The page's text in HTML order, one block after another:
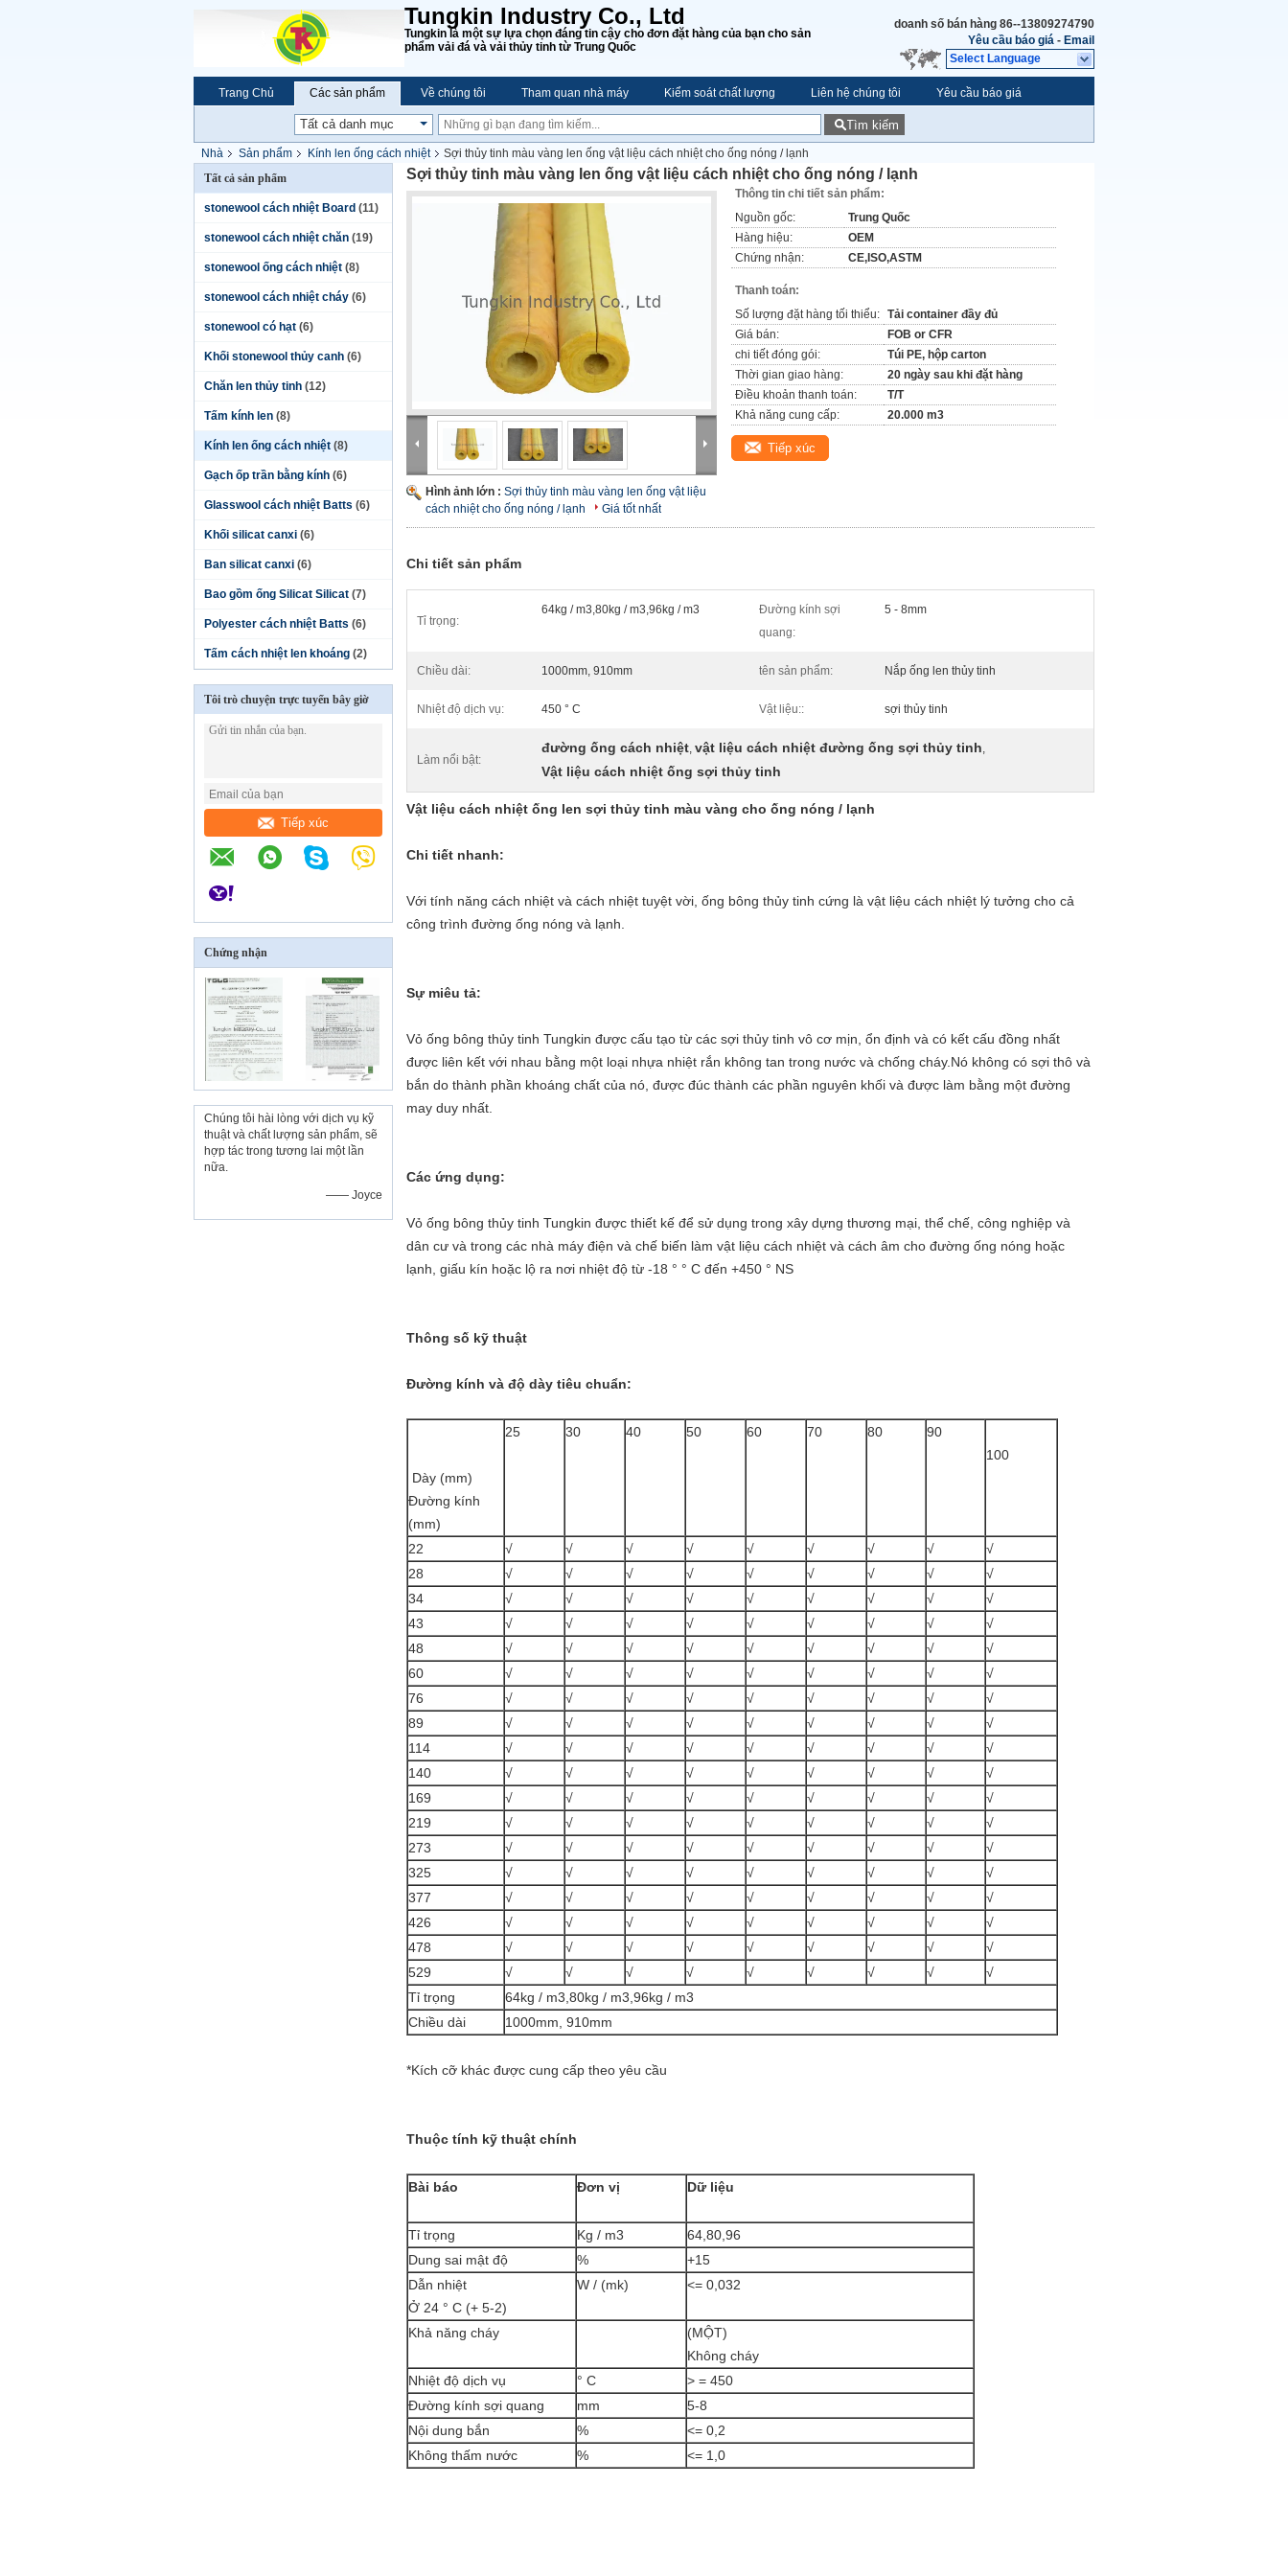
Tungkin Industry Co., Ltd
Tungkin là một sự lựa chọn đáng tin cậy cho đơn đặt hàng của bạn cho sản
phẩm vải đá và vải thủy tinh từ Trung Quốc
doanh số bán hàng 86--13809274790
Yêu cầu báo giá - Email
Select Language
Trang Chủ Các sản phẩm Về chúng tôi Tham quan nhà máy Kiểm soát chất lượng Liên hệ chúng tôi Yêu cầu báo giá
Tìm kiếm
Nhà Sản phẩm Kính len ống cách nhiệt
Sợi thủy tinh màu vàng len ống vật liệu cách nhiệt cho ống nóng / lạnh
Tất cả sản phẩm
stonewool cách nhiệt Board (11)
stonewool cách nhiệt chăn (19)
stonewool ống cách nhiệt (8)
stonewool cách nhiệt cháy (6)
stonewool có hạt (6)
Khối stonewool thủy canh (6)
Chăn len thủy tinh (12)
Tấm kính len (8)
Kính len ống cách nhiệt (8)
Gạch ốp trần bằng kính (6)
Glasswool cách nhiệt Batts (6)
Khối silicat canxi (6)
Ban silicat canxi (6)
Bao gồm ống Silicat Silicat (7)
Polyester cách nhiệt Batts (6)
Tấm cách nhiệt len ​​khoáng (2)
Tôi trò chuyện trực tuyến bây giờ
Tiếp xúc
Chứng nhận
Chúng tôi hài lòng với dịch vụ kỹ
thuật và chất lượng sản phẩm, sẽ
hợp tác trong tương lai một lần
nữa.
—— Joyce
Sợi thủy tinh màu vàng len ống vật liệu cách nhiệt cho ống nóng / lạnh
Hình ảnh lớn : Sợi thủy tinh màu vàng len ống vật liệu
cách nhiệt cho ống nóng / lạnh
Giá tốt nhất
Thông tin chi tiết sản phẩm:
Nguồn gốc:
Trung Quốc
Hàng hiệu:
OEM
Chứng nhận:
CE,ISO,ASTM
Thanh toán:
Số lượng đặt hàng tối thiểu: Tải container đầy đủ
Giá bán:
FOB or CFR
chi tiết đóng gói:
Túi PE, hộp carton
Thời gian giao hàng:
20 ngày sau khi đặt hàng
Điều khoản thanh toán:
T/T
Khả năng cung cấp:
20.000 m3
Tiếp xúc
Chi tiết sản phẩm
Tỉ trọng:
64kg / m3,80kg / m3,96kg / m3
Đường kính sợi
quang:
5 - 8mm
Chiều dài: 1000mm, 910mm tên sản phẩm: Nắp ống len thủy tinh
Nhiệt độ dịch vụ: 450 ° C Vật liệu:: sợi thủy tinh
Làm nổi bật:
đường ống cách nhiệt, vật liệu cách nhiệt đường ống sợi thủy tinh,
Vật liệu cách nhiệt ống sợi thủy tinh
Vật liệu cách nhiệt ống len sợi thủy tinh màu vàng cho ống nóng / lạnh
Chi tiết nhanh:
Với tính năng cách nhiệt và cách nhiệt tuyệt vời, ống bông thủy tinh cứng là vật liệu cách nhiệt lý tưởng cho cả
công trình đường ống nóng và lạnh.
Sự miêu tả:
Vỏ ống bông thủy tinh Tungkin được cấu tạo từ các sợi thủy tinh vô cơ mịn, ổn định và có kết cấu đồng nhất
được liên kết với nhau bằng một loại nhựa nhiệt rắn không tan trong nước và chống cháy.Nó không có sợi thô và
bắn do thành phần khoáng chất của nó, được đúc thành các phần nguyên khối và được làm bằng một đường
may duy nhất.
Các ứng dụng:
Vỏ ống bông thủy tinh Tungkin được thiết kế để sử dụng trong xây dựng thương mại, thể chế, công nghiệp và
dân cư và trong các nhà máy điện và chế biến làm vật liệu cách nhiệt và cách âm cho đường ống nóng hoặc
lạnh, giấu kín hoặc lộ ra nơi nhiệt độ từ -18 ° ° C đến +450 ° NS
Thông số kỹ thuật
Đường kính và độ dày tiêu chuẩn:
Dày (mm)
Đường kính
(mm)
25 30 40 50 60 70 80
90
100
22 √ √ √ √ √ √ √ √
√
28
√ √ √ √ √ √ √ √
√
34
√ √ √ √ √ √ √ √
√
43
√ √ √ √ √ √ √ √
√
48
√ √ √ √ √ √ √ √
√
60
√ √ √ √ √ √ √ √
√
76
√ √ √ √ √ √ √ √
√
89
√ √ √ √ √ √ √ √
√
114
√ √ √ √ √ √ √ √
√
140
√ √ √ √ √ √ √ √
√
169
√ √ √ √ √ √ √ √
√
219
√ √ √ √ √ √ √ √
√
273
√ √ √ √ √ √ √ √
√
325
√ √ √ √ √ √ √ √
√
377
√ √ √ √ √ √ √ √
√
426
√ √ √ √ √ √ √ √
√
478
√ √ √ √ √ √ √ √
√
529
√ √ √ √ √ √ √ √
√
Tỉ trọng
64kg / m3,80kg / m3,96kg / m3
Chiều dài
1000mm, 910mm
*Kích cỡ khác được cung cấp theo yêu cầu
Thuộc tính kỹ thuật chính
Bài báo Đơn vị Dữ liệu
Tỉ trọng Kg / m3
64,80,96
Dung sai mật độ
%
+15
Dẫn nhiệt
Ở 24 ° C (+ 5-2)
W / (mk) <= 0,032
Khả năng cháy
(MỘT)
Không cháy
Nhiệt độ dịch vụ
° C
> = 450
Đường kính sợi quang
mm
5-8
Nội dung bắn
%
<= 0,2
Không thấm nước
% <= 1,0